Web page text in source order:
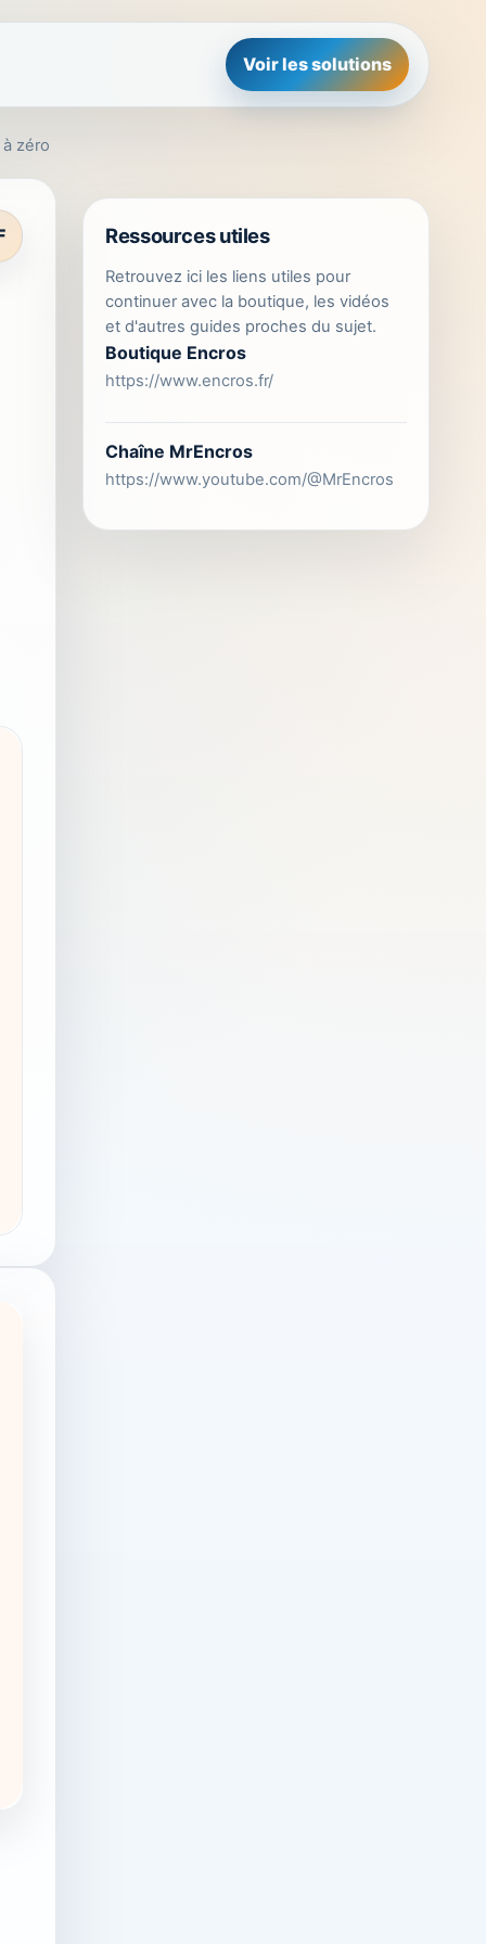
Voir les solutions
zéro
Ressources utiles
Retrouvez ici les liens utiles pour
continuer avec la boutique, les vidéos
et d'autres guides proches du sujet.
Boutique Encros
https://www.encros.fr/
Chaîne MrEncros
https://www.youtube.com/@MrEncros